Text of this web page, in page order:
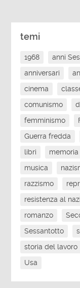
temi
1968 anni
anniversari
cinema
comunismo
femminismo
Guerra fredda
libri
memoria
musica
razzismo
resistenza al
romanzo
Sessantotto
storia del lavoro
Usa